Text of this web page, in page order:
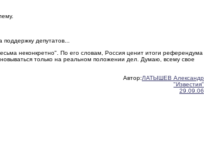
депутатов...
неконкретно". По его словам, Россия ценит итоги референдума
только на реальном положении дел. Думаю, всему свое
Автор:ЛАТЫШЕВ Александр
"Известия"
29.09.06